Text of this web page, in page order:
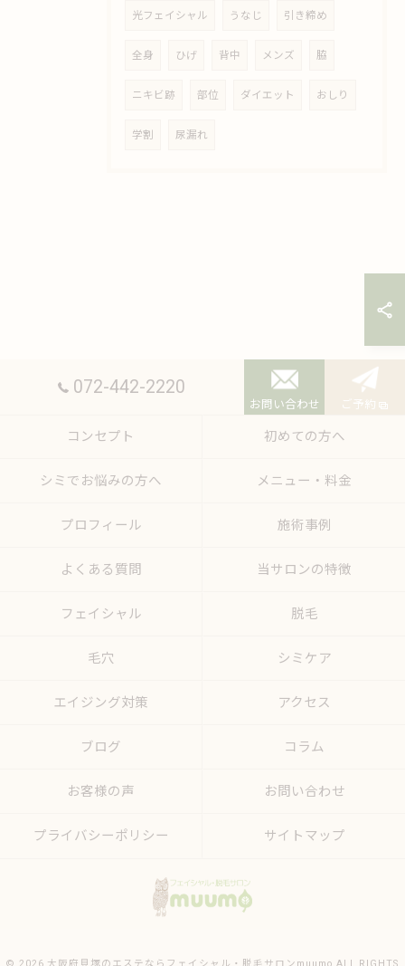
光フェイシャル うなじ 引き締め
全身 ひげ 背中 メンズ 脇
ニキビ跡 部位 ダイエット おしり
学割 尿漏れ
072-442-2220
お問い合わせ ご予約
コンセプト 初めての方へ
シミでお悩みの方へ メニュー・料金
プロフィール 施術事例
よくある質問 当サロンの特徴
フェイシャル 脱毛
毛穴 シミケア
エイジング対策 アクセス
ブログ コラム
お客様の声 お問い合わせ
プライバシーポリシー サイトマップ
© 2026 大阪府貝塚のエステならフェイシャル・脱毛サロンmuumo ALL RIGHTS